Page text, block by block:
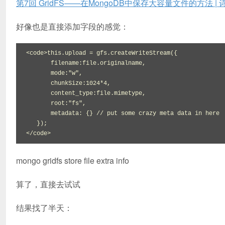
第7回 GridFS——在MongoDB中保存大容量文件的方法 |
好像也是直接添加字段的感觉：
<code>this.upload = gfs.createWriteStream({
filename:file.originalname,
mode:"w",
chunkSize:1024*4,
content_type:file.mimetype,
root:"fs",
metadata: {} // put some crazy meta data in here
});
</code>
mongo gridfs store file extra info
算了，直接去试试
结果找了半天：